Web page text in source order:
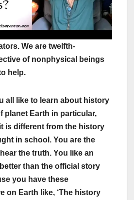
We are twelfth-
of nonphysical beings
help.
all like to learn about history
planet Earth in particular,
is different from the history
in school. You are the
the truth. You like an
than the official story
you have these
on Earth like, ‘The history